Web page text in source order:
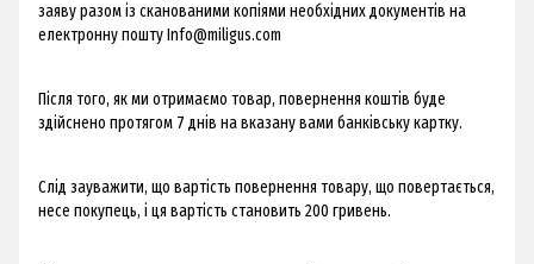
заяву разом із сканованими копіями необхідних документів на
електронну поштуInfo@miligus.com
Після того, як ми отримаємо товар, повернення коштів буде
здійснено протягом 7 днів на вказану вами банківську картку.
Слід зауважити, що вартість повернення товару, що повертається,
несе покупець, і ця вартість становить 200 гривень.